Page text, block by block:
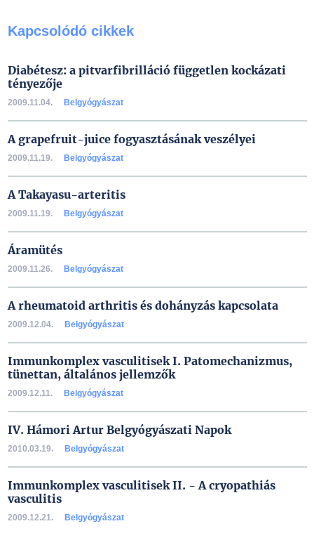
Kapcsolódó cikkek
Diabétesz: a pitvarfibrilláció független kockázati
tényezője
2009.11.04. Belgyógyászat
A grapefruit-juice fogyasztásának veszélyei
2009.11.19. Belgyógyászat
A Takayasu-arteritis
2009.11.19. Belgyógyászat
Áramütés
2009.11.26. Belgyógyászat
A rheumatoid arthritis és dohányzás kapcsolata
2009.12.04. Belgyógyászat
Immunkomplex vasculitisek I. Patomechanizmus,
tünettan, általános jellemzők
2009.12.11. Belgyógyászat
IV. Hámori Artur Belgyógyászati Napok
2010.03.19. Belgyógyászat
Immunkomplex vasculitisek II. - A cryopathiás
vasculitis
2009.12.21. Belgyógyászat